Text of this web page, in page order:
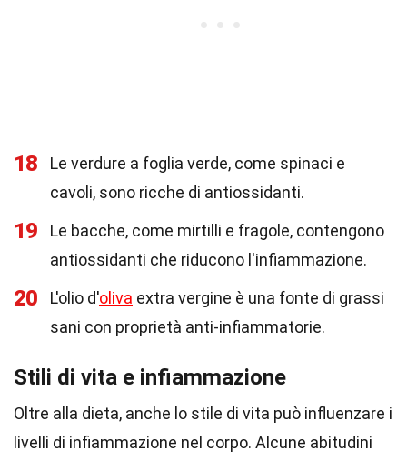
18
Le verdure a foglia verde, come spinaci e
cavoli, sono ricche di antiossidanti.
19
Le bacche, come mirtilli e fragole, contengono
antiossidanti che riducono l'infiammazione.
20 L'olio d'oliva extra vergine è una fonte di grassi
sani con proprietà anti-infiammatorie.
Stili di vita e infiammazione
Oltre alla dieta, anche lo stile di vita può influenzare i
livelli di infiammazione nel corpo. Alcune abitudini